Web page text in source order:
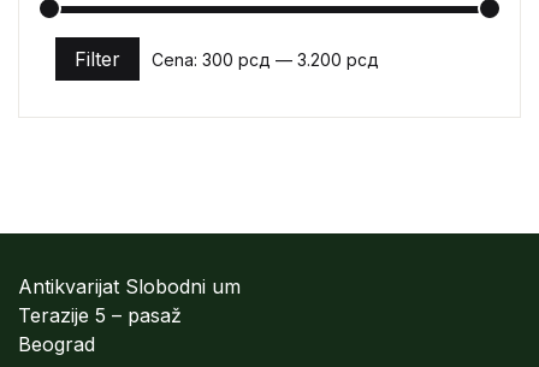
Minimalna cena
Maksimalna cena
Filter Cena: 300 рсд — 3.200 рсд
Antikvarijat Slobodni um
Terazije 5 – pasaž
Beograd